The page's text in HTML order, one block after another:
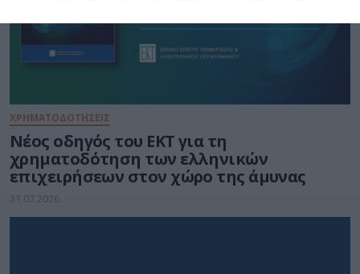
ΧΡΗΜΑΤΟΔΟΤΗΣΕΙΣ
Νέος οδηγός του ΕΚΤ για τη
χρηματοδότηση των ελληνικών
επιχειρήσεων στον χώρο της άμυνας
31.07.2026